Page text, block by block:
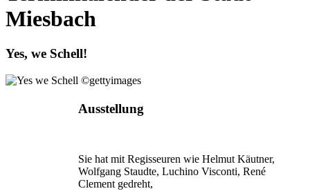
Miesbach
Yes, we Schell!
Ausstellung
Sie hat mit Regisseuren wie Helmut Käutner,
Wolfgang Staudte, Luchino Visconti, René
Clement gedreht,